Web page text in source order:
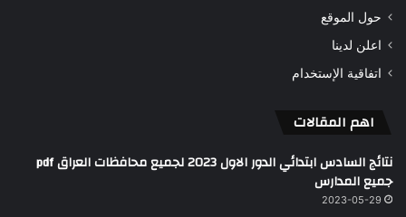
حول الموقع
اعلن لدينا
اتفاقية الإستخدام
اهم المقالات
نتائج السادس ابتدائي الدور الاول 2023 لجميع محافظات العراق pdf
جميع المدارس
2023-05-29